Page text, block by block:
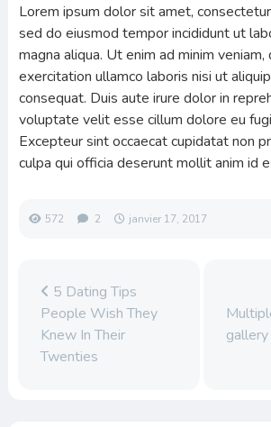
Lorem ipsum dolor sit amet,
sed do eiusmod tempor incididunt ut
magna aliqua. Ut enim ad minim veniam,
exercitation ullamco laboris nisi ut
consequat. Duis aute irure dolor in
voluptate velit esse cillum dolore eu
Excepteur sint occaecat cupidatat non
culpa qui officia deserunt mollit anim id
572 2 janvier 17, 2017
5 Dating Tips
People Wish They
Knew In Their
Twenties
gallery